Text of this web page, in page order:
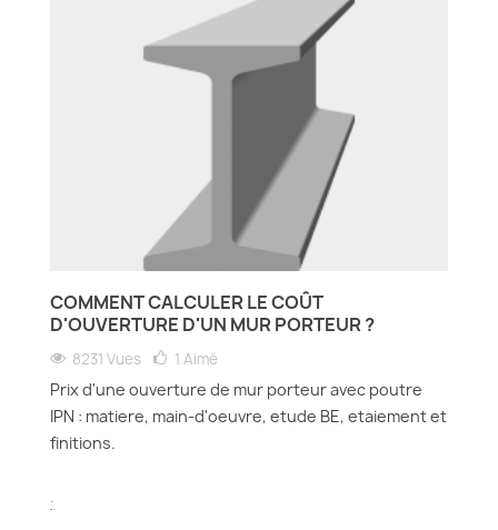
COMMENT CALCULER LE COÛT
D'OUVERTURE D'UN MUR PORTEUR ?
8231 Vues 1 Aimé
Prix d'une ouverture de mur porteur avec poutre
IPN : matiere, main-d'oeuvre, etude BE, etaiement et
finitions.